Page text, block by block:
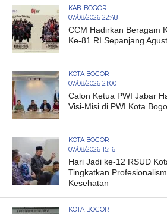
KAB. BOGOR
07/08/2026 22:48
CCM Hadirkan Beragam
Ke-81 RI Sepanjang
KOTA BOGOR
07/08/2026 21:00
Calon Ketua PWI Jabar
Visi-Misi di PWI Kota
KOTA BOGOR
07/08/2026 15:16
Hari Jadi ke-12 RSUD
Tingkatkan
Kesehatan
KOTA BOGOR